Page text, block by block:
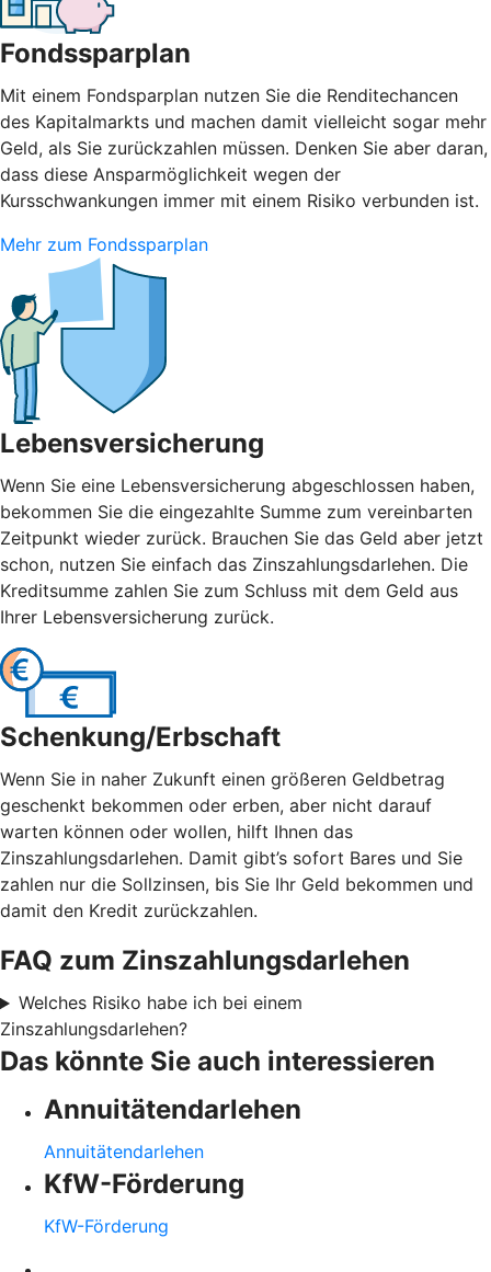
Fondssparplan
Mit einem Fondsparplan nutzen Sie die Renditechancen
des Kapitalmarkts und machen damit vielleicht sogar mehr
Geld, als Sie zurückzahlen müssen. Denken Sie aber daran,
dass diese Ansparmöglichkeit wegen der
Kursschwankungen immer mit einem Risiko verbunden ist.
Mehr zum Fondssparplan
Lebensversicherung
Wenn Sie eine Lebensversicherung abgeschlossen haben,
bekommen Sie die eingezahlte Summe zum vereinbarten
Zeitpunkt wieder zurück. Brauchen Sie das Geld aber jetzt
schon, nutzen Sie einfach das Zinszahlungsdarlehen. Die
Kreditsumme zahlen Sie zum Schluss mit dem Geld aus
Ihrer Lebensversicherung zurück.
Schenkung/Erbschaft
Wenn Sie in naher Zukunft einen größeren Geldbetrag
geschenkt bekommen oder erben, aber nicht darauf
warten können oder wollen, hilft Ihnen das
Zinszahlungsdarlehen. Damit gibt’s sofort Bares und Sie
zahlen nur die Sollzinsen, bis Sie Ihr Geld bekommen und
damit den Kredit zurückzahlen.
FAQ zum Zinszahlungsdarlehen
Welches Risiko habe ich bei einem
Zinszahlungsdarlehen?
Das könnte Sie auch interessieren
Annuitätendarlehen
Annuitätendarlehen
KfW-Förderung
KfW-Förderung